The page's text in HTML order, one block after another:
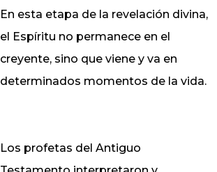
En esta etapa de la revelación divina,
el Espíritu no permanece en el
creyente, sino que viene y va en
determinados momentos de la vida.
Los profetas del Antiguo